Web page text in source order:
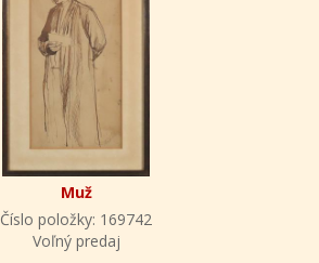
Muž
Číslo položky: 169742
Voľný predaj